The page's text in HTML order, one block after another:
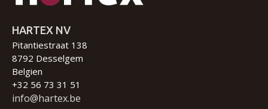
HARTEX NV
Pitantiestraat 138
8792 Desselgem
Belgien
+32 56 73 31 51
info@hartex.be